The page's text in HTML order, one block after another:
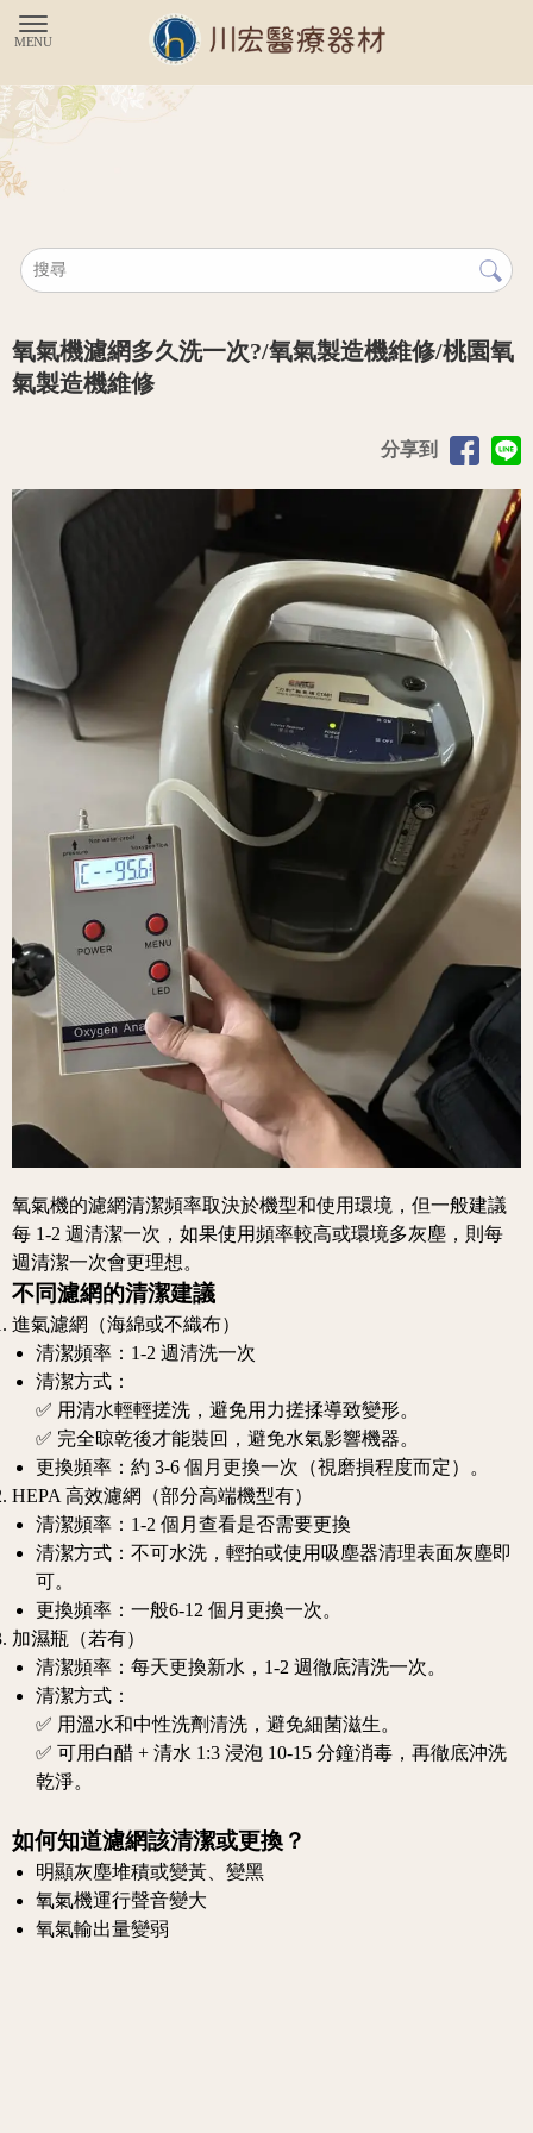
氧氣機濾網多久洗一次?/氧氣製造機維修/桃園氧
氣製造機維修
分享到
氧氣機的濾網清潔頻率取決於機型和使用環境，但一般建議
每 1-2 週清潔一次，如果使用頻率較高或環境多灰塵，則每
週清潔一次會更理想。
不同濾網的清潔建議
進氣濾網（海綿或不織布）
清潔頻率：1-2 週清洗一次
清潔方式：
✅ 用清水輕輕搓洗，避免用力搓揉導致變形。
✅ 完全晾乾後才能裝回，避免水氣影響機器。
更換頻率：約 3-6 個月更換一次（視磨損程度而定）。
HEPA 高效濾網（部分高端機型有）
清潔頻率：1-2 個月查看是否需要更換
清潔方式：不可水洗，輕拍或使用吸塵器清理表面灰塵即
可。
更換頻率：一般6-12 個月更換一次。
加濕瓶（若有）
清潔頻率：每天更換新水，1-2 週徹底清洗一次。
清潔方式：
✅ 用溫水和中性洗劑清洗，避免細菌滋生。
✅ 可用白醋 + 清水 1:3 浸泡 10-15 分鐘消毒，再徹底沖洗
乾淨。
如何知道濾網該清潔或更換？
明顯灰塵堆積或變黃、變黑
氧氣機運行聲音變大
氧氣輸出量變弱